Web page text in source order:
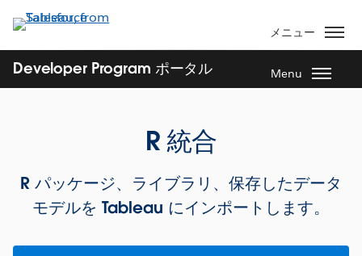
イ
ン
ン
メニュー
Developer Program ポータル Menu
R 統合
R パッケージ、ライブラリ、保存したデータ
モデルを Tableau にインポートします。